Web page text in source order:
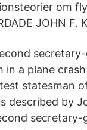
om
JOHN F.
a plane
statesman
described by